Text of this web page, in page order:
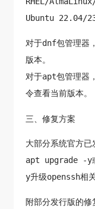
Ubuntu 22.04/
对于dnf包管理器
版本。
对于apt包管理
令查看当前版本。
三、修复方案
大部分系统官方
apt upgrade -y
y升级openssh相
附部分发行版的修